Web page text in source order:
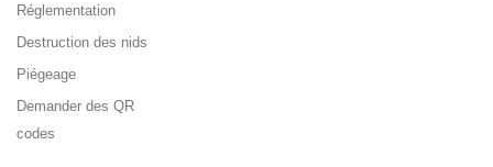
Réglementation
Destruction des nids
Piégeage
Demander des QR
codes